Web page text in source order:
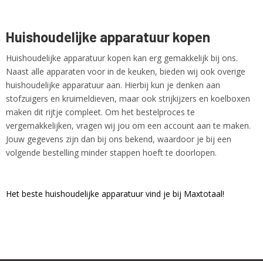
Huishoudelijke apparatuur kopen
Huishoudelijke apparatuur kopen kan erg gemakkelijk bij ons.
Naast alle apparaten voor in de keuken, bieden wij ook overige
huishoudelijke apparatuur aan. Hierbij kun je denken aan
stofzuigers en kruimeldieven, maar ook strijkijzers en koelboxen
maken dit rijtje compleet. Om het bestelproces te
vergemakkelijken, vragen wij jou om een account aan te maken.
Jouw gegevens zijn dan bij ons bekend, waardoor je bij een
volgende bestelling minder stappen hoeft te doorlopen.
Het beste huishoudelijke apparatuur vind je bij Maxtotaal!